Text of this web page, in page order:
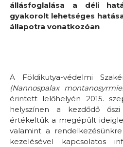
állásfoglalása a déli
gyakorolt lehetséges
állapotra vonatkozóan
A Földikutya-védelmi
(Nannospalax
érintett lelőhelyén 2015.
helyszínen a kezdődő
értékeltük a megépült
valamint a
kezelésével kapcsolatos